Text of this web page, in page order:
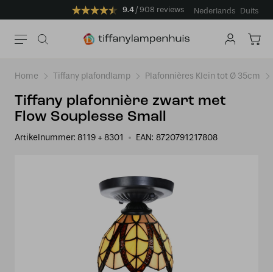
9.4 908 reviews Nederlands Duits
Home Tiffany plafondlamp Plafonnières Klein tot Ø 35cm
Tiffany plafonnière zwart met
Flow Souplesse Small
Artikelnummer: 8119 + 8301 EAN: 8720791217808